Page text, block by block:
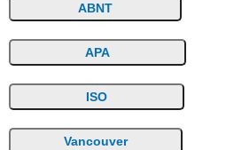
ABNT
APA
ISO
Vancouver